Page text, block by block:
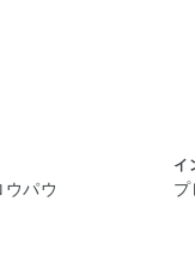
ウパウ
イ
プ